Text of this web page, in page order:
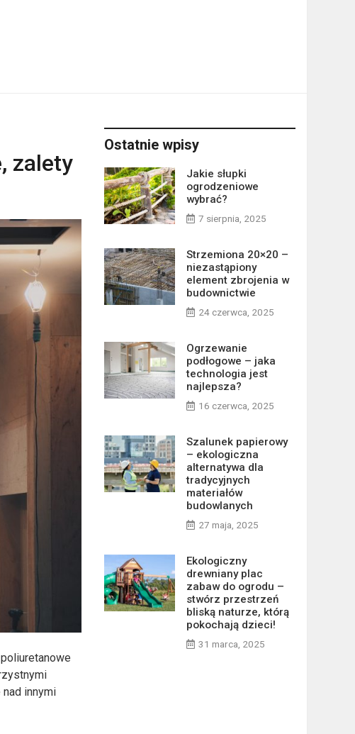
zalety
innymi
Ostatnie wpisy
Jakie słupki
ogrodzeniowe
wybrać?
7 sierpnia, 2025
Strzemiona 20×20 –
niezastąpiony
element zbrojenia w
budownictwie
24 czerwca, 2025
Ogrzewanie
podłogowe – jaka
technologia jest
najlepsza?
16 czerwca, 2025
Szalunek papierowy
– ekologiczna
alternatywa dla
tradycyjnych
materiałów
budowlanych
27 maja, 2025
Ekologiczny
drewniany plac
zabaw do ogrodu –
stwórz przestrzeń
bliską naturze, którą
pokochają dzieci!
31 marca, 2025